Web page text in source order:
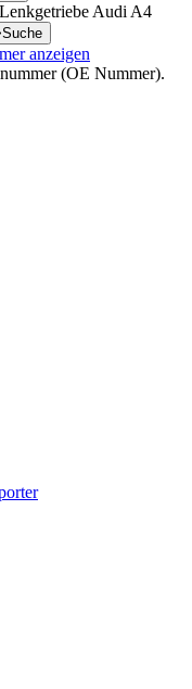
Audi A4
anzeigen
(OE Nummer).